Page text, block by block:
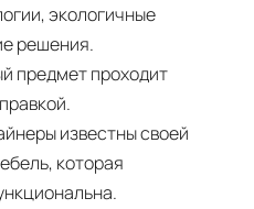
экологичные
решения.
предмет проходит
известны своей
которая